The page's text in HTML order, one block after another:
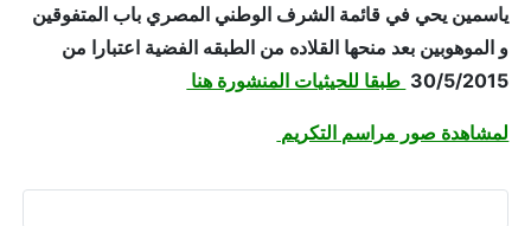
ياسمين يحي في قائمة الشرف الوطني المصري باب المتفوقين
و الموهوبين بعد منحها القلاده من الطبقه الفضية اعتبارا من
30/5/2015 طبقا للحيثيات المنشورة هنا
لمشاهدة صور مراسم التكريم